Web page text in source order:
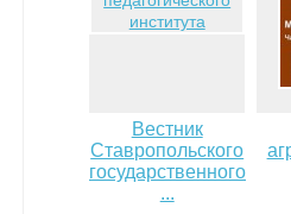
Вестник
Ставропольского
государственного
...